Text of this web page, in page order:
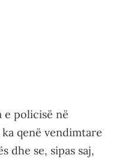
policisë në
qenë vendimtare
dhe se, sipas saj,